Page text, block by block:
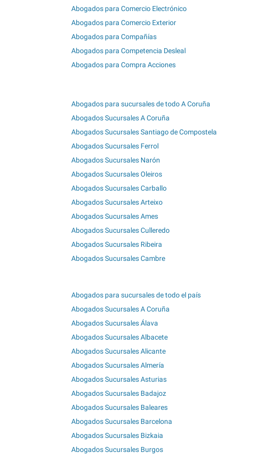
Abogados para Comercio Electrónico
Abogados para Comercio Exterior
Abogados para Compañías
Abogados para Competencia Desleal
Abogados para Compra Acciones
Abogados para sucursales de todo A Coruña
Abogados Sucursales A Coruña
Abogados Sucursales Santiago de Compostela
Abogados Sucursales Ferrol
Abogados Sucursales Narón
Abogados Sucursales Oleiros
Abogados Sucursales Carballo
Abogados Sucursales Arteixo
Abogados Sucursales Ames
Abogados Sucursales Culleredo
Abogados Sucursales Ribeira
Abogados Sucursales Cambre
Abogados para sucursales de todo el país
Abogados Sucursales A Coruña
Abogados Sucursales Álava
Abogados Sucursales Albacete
Abogados Sucursales Alicante
Abogados Sucursales Almería
Abogados Sucursales Asturias
Abogados Sucursales Badajoz
Abogados Sucursales Baleares
Abogados Sucursales Barcelona
Abogados Sucursales Bizkaia
Abogados Sucursales Burgos